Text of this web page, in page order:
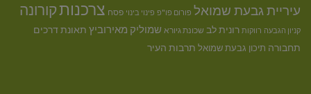
עיריית גבעת שמואל פורום פו"פ פינוי בינוי פסח צרכנותקורונה
קניון הגבעה רווקות רונית לב שכונת גיורא שמוליק מאירוביץ תאונת דרכים
תחבורה תיכון גבעת שמואל תרבות העיר